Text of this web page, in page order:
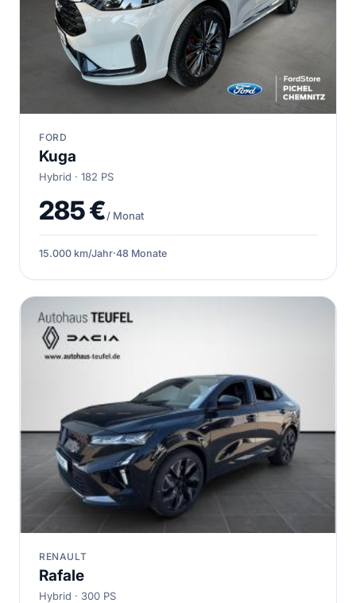
FORD
Kuga
Hybrid · 182 PS
285 €/ Monat
15.000 km/Jahr·48 Monate
RENAULT
Rafale
Hybrid · 300 PS